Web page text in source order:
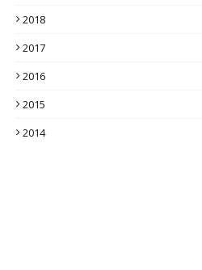
2018
2017
2016
2015
2014